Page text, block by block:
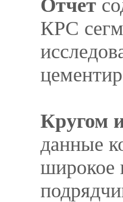
Отчет
КРС
Кругом
данные
широкое